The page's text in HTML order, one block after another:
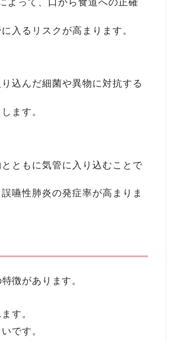
よって、口から食道への正確
入るリスクが高まります。
込んだ細菌や異物に対抗する
ます。
ともに気管に入り込むことで
嚥性肺炎の発症率が高まりま
徴があります。
す。
です。